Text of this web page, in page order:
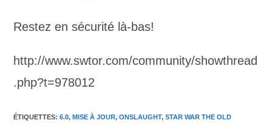
Restez en sécurité là-bas!
http://www.swtor.com/community/showthread
.php?t=978012
ÉTIQUETTES:6.0, MISE À JOUR, ONSLAUGHT, STAR WAR THE OLD